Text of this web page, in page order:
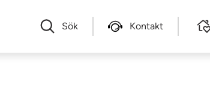
Sök Kontakt